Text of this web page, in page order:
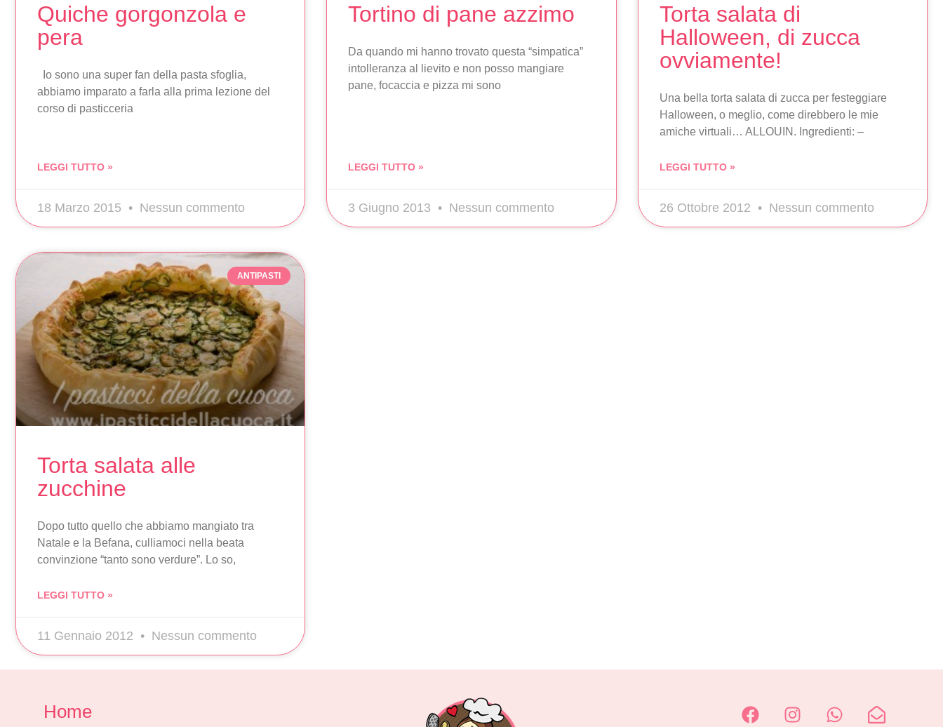
Quiche gorgonzola e
pera
Io sono una super fan della pasta sfoglia,
abbiamo imparato a farla alla prima lezione del
corso di pasticceria
LEGGI TUTTO »
18 Marzo 2015 Nessun commento
Tortino di pane azzimo
Da quando mi hanno trovato questa “simpatica”
intolleranza al lievito e non posso mangiare
pane, focaccia e pizza mi sono
LEGGI TUTTO »
3 Giugno 2013 Nessun commento
Torta salata di
Halloween, di zucca
ovviamente!
Una bella torta salata di zucca per festeggiare
Halloween, o meglio, come direbbero le mie
amiche virtuali… ALLOUIN. Ingredienti: –
LEGGI TUTTO »
26 Ottobre 2012 Nessun commento
ANTIPASTI
Torta salata alle
zucchine
Dopo tutto quello che abbiamo mangiato tra
Natale e la Befana, culliamoci nella beata
convinzione “tanto sono verdure”. Lo so,
LEGGI TUTTO »
11 Gennaio 2012 Nessun commento
Home